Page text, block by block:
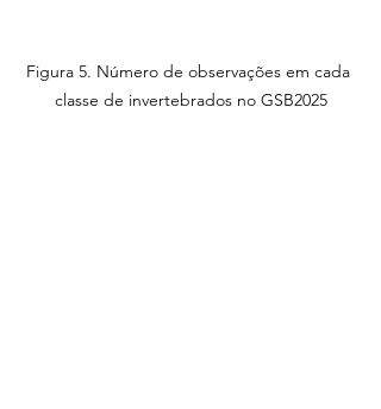
Figura 5. Número de observações em cada
classe de invertebrados no GSB2025